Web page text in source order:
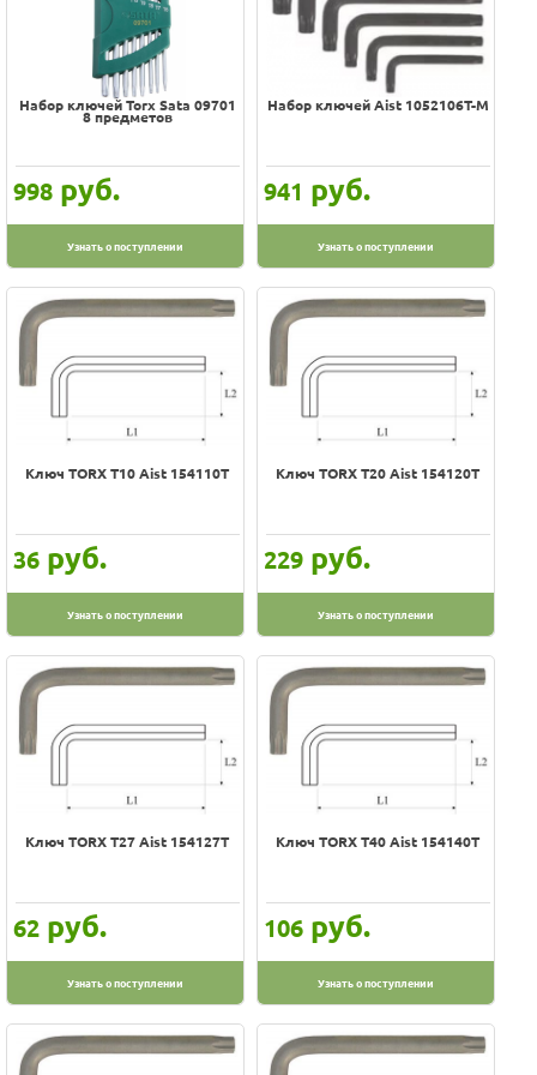
Набор ключей Torx Sata 09701
8 предметов
998 руб.
Узнать о поступлении
Набор ключей Aist 1052106T-M
941 руб.
Узнать о поступлении
Ключ TORX Т10 Aist 154110T
36 руб.
Узнать о поступлении
Ключ TORX Т20 Aist 154120T
229 руб.
Узнать о поступлении
Ключ TORX Т27 Aist 154127T
62 руб.
Узнать о поступлении
Ключ TORX Т40 Aist 154140T
106 руб.
Узнать о поступлении